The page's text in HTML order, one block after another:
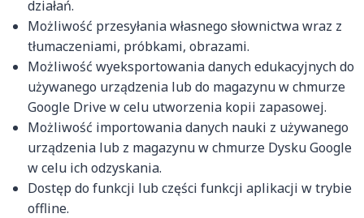
działań.
Możliwość przesyłania własnego słownictwa wraz z
tłumaczeniami, próbkami, obrazami.
Możliwość wyeksportowania danych edukacyjnych do
używanego urządzenia lub do magazynu w chmurze
Google Drive w celu utworzenia kopii zapasowej.
Możliwość importowania danych nauki z używanego
urządzenia lub z magazynu w chmurze Dysku Google
w celu ich odzyskania.
Dostęp do funkcji lub części funkcji aplikacji w trybie
offline.